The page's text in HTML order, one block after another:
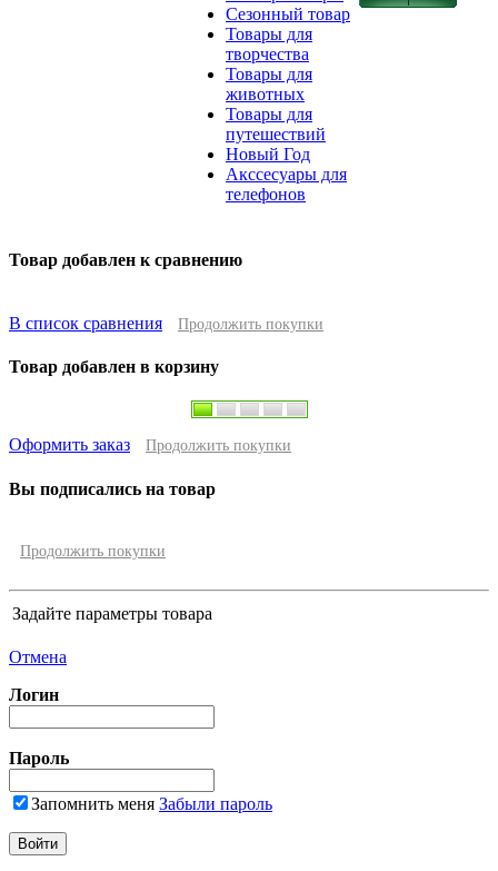
Сезонный товар
Товары для
творчества
Товары для
животных
Товары для
путешествий
Новый Год
Акссесуары для
телефонов
Товар добавлен к сравнению
В список сравнения Продолжить покупки
Товар добавлен в корзину
Оформить заказ Продолжить покупки
Вы подписались на товар
Продолжить покупки
Задайте параметры товара
Отмена
Логин
Пароль
Запомнить меня Забыли пароль